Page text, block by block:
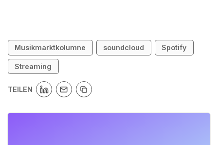
Musikmarktkolumne soundcloud Spotify
Streaming
TEILEN